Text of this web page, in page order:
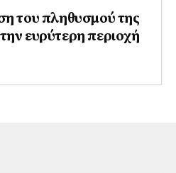
του πληθυσμού της
ευρύτερη περιοχή